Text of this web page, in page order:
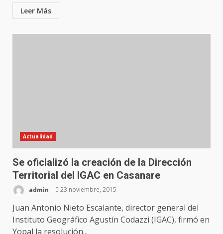
Leer Más
Actualidad
Se oficializó la creación de la Dirección
Territorial del IGAC en Casanare
admin 23 noviembre, 2015
Juan Antonio Nieto Escalante, director general del
Instituto Geográfico Agustín Codazzi (IGAC), firmó en
Yopal la resolución...